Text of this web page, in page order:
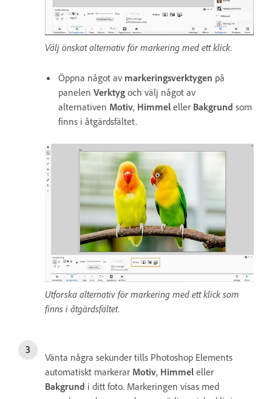
Välj önskat alternativ för markering med ett klick.
Öppna något av markeringsverktygen på
panelen Verktyg och välj något av
alternativen Motiv, Himmel eller Bakgrund som
finns i åtgärdsfältet.
Utforska alternativ för markering med ett klick som
finns i åtgärdsfältet.
Vänta några sekunder tills Photoshop Elements
automatiskt markerar Motiv, Himmel eller
Bakgrund i ditt foto. Markeringen visas med